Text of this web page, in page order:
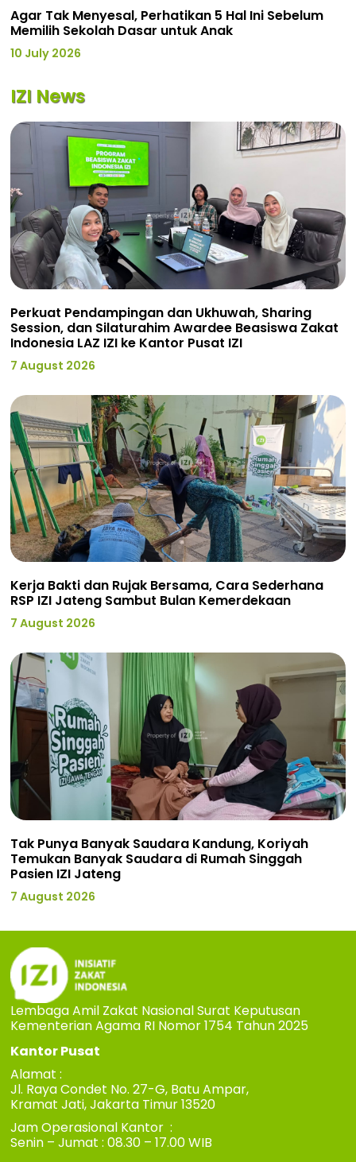
Agar Tak Menyesal, Perhatikan 5 Hal Ini Sebelum
Memilih Sekolah Dasar untuk Anak
10 July 2026
IZI News
Perkuat Pendampingan dan Ukhuwah, Sharing
Session, dan Silaturahim Awardee Beasiswa Zakat
Indonesia LAZ IZI ke Kantor Pusat IZI
7 August 2026
Kerja Bakti dan Rujak Bersama, Cara Sederhana
RSP IZI Jateng Sambut Bulan Kemerdekaan
7 August 2026
Tak Punya Banyak Saudara Kandung, Koriyah
Temukan Banyak Saudara di Rumah Singgah
Pasien IZI Jateng
7 August 2026
Lembaga Amil Zakat Nasional Surat Keputusan
Kementerian Agama RI Nomor 1754 Tahun 2025
Kantor Pusat
Alamat :
Jl. Raya Condet No. 27-G, Batu Ampar,
Kramat Jati, Jakarta Timur 13520
Jam Operasional Kantor :
Senin – Jumat : 08.30 – 17.00 WIB